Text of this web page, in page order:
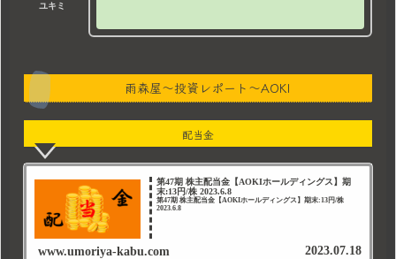
ユキミ
雨森屋～投資レポート～AOKI
配当金
第47期 株主配当金【AOKIホールディングス】期
末:13円/株 2023.6.8
第47期 株主配当金【AOKIホールディングス】期末:13円/株
2023.6.8
www.umoriya-kabu.com 2023.07.18